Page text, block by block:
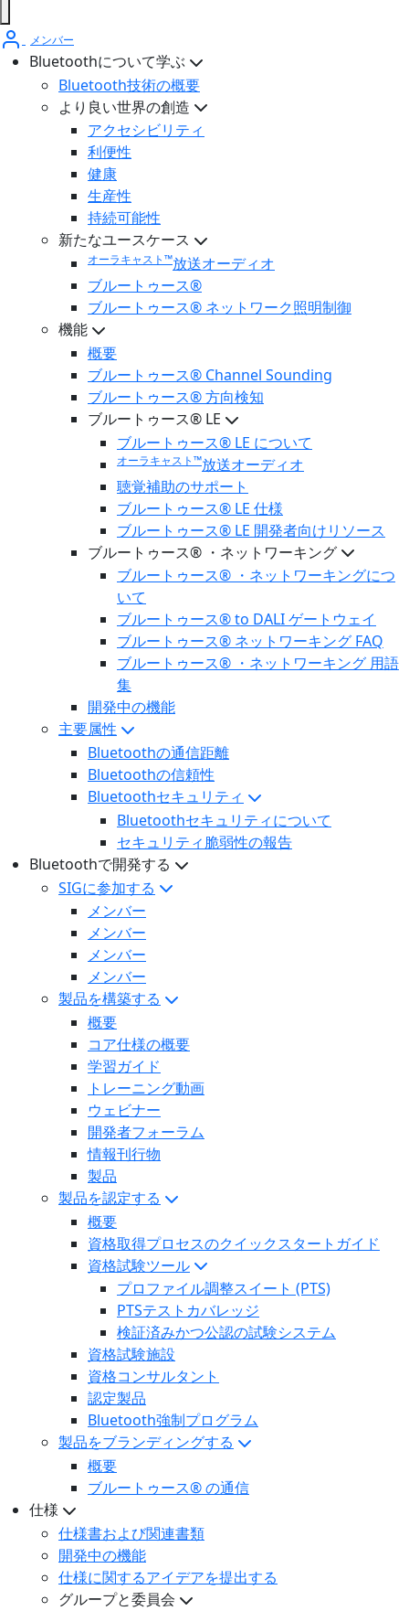
メンバー
Bluetoothについて学ぶ
Bluetooth技術の概要
より良い世界の創造
アクセシビリティ
利便性
健康
生産性
持続可能性
新たなユースケース
オーラキャスト™放送オーディオ
ブルートゥース®
ブルートゥース® ネットワーク照明制御
機能
概要
ブルートゥース® Channel Sounding
ブルートゥース® 方向検知
ブルートゥース® LE
ブルートゥース® LE について
オーラキャスト™放送オーディオ
聴覚補助のサポート
ブルートゥース® LE 仕様
ブルートゥース® LE 開発者向けリソース
ブルートゥース® ・ネットワーキング
ブルートゥース® ・ネットワーキングにつ
いて
ブルートゥース® to DALI ゲートウェイ
ブルートゥース® ネットワーキング FAQ
ブルートゥース® ・ネットワーキング 用語
集
開発中の機能
主要属性
Bluetoothの通信距離
Bluetoothの信頼性
Bluetoothセキュリティ
Bluetoothセキュリティについて
セキュリティ脆弱性の報告
Bluetoothで開発する
SIGに参加する
メンバー
メンバー
メンバー
メンバー
製品を構築する
概要
コア仕様の概要
学習ガイド
トレーニング動画
ウェビナー
開発者フォーラム
情報刊行物
製品
製品を認定する
概要
資格取得プロセスのクイックスタートガイド
資格試験ツール
プロファイル調整スイート (PTS)
PTSテストカバレッジ
検証済みかつ公認の試験システム
資格試験施設
資格コンサルタント
認定製品
Bluetooth強制プログラム
製品をブランディングする
概要
ブルートゥース® の通信
仕様
仕様書および関連書類
開発中の機能
仕様に関するアイデアを提出する
グループと委員会